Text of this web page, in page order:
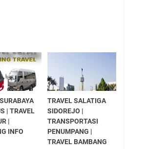
| TRAVEL
|
INFO
TRAVEL SALATIGA
SIDOREJO |
TRANSPORTASI
PENUMPANG |
TRAVEL BAMBANG